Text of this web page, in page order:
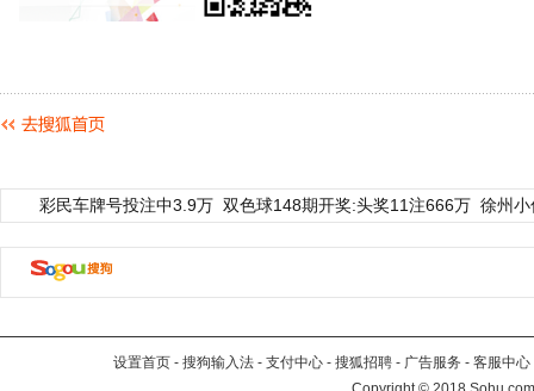
彩民车牌号投注中3.9万 双色球148期开奖:头奖11注666万 徐州
设置首页 - 搜狗输入法 - 支付中心 - 搜狐招聘 - 广告服务 - 客服中心